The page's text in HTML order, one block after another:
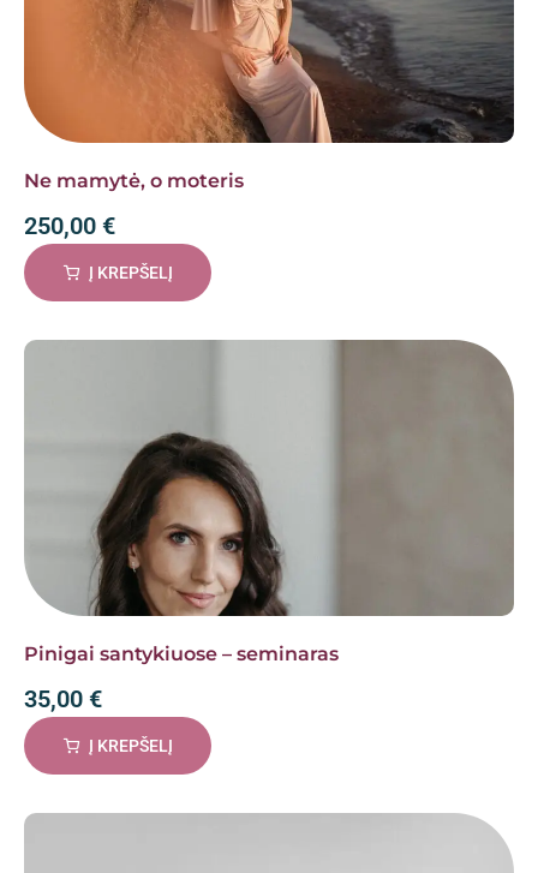
Ne mamytė, o moteris
250,00 €
Į KREPŠELĮ
Pinigai santykiuose – seminaras
35,00 €
Į KREPŠELĮ